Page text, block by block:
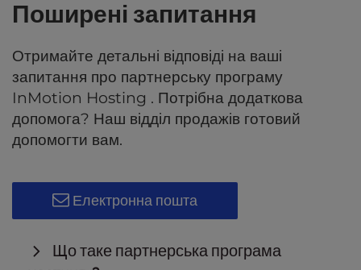
Поширені запитання
Отримайте детальні відповіді на ваші
запитання про партнерську програму
InMotion Hosting . Потрібна додаткова
допомога? Наш відділ продажів готовий
допомогти вам.
Електронна пошта
Що таке партнерська програма